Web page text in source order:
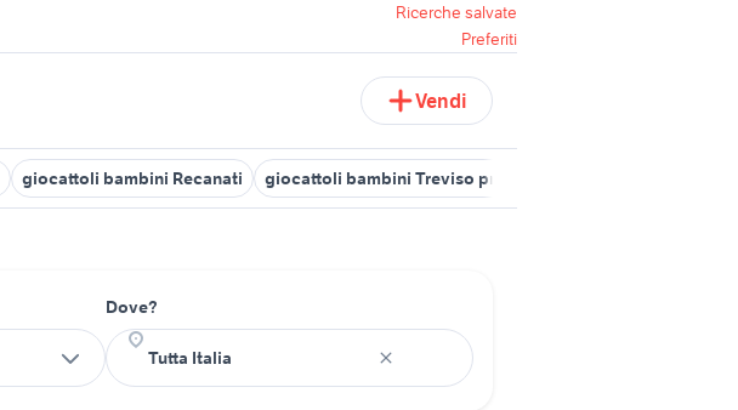
Ricerche salvate
Preferiti
Vendi
giocattoli bambini Recanati giocattoli bambini Treviso provincia
Dove?